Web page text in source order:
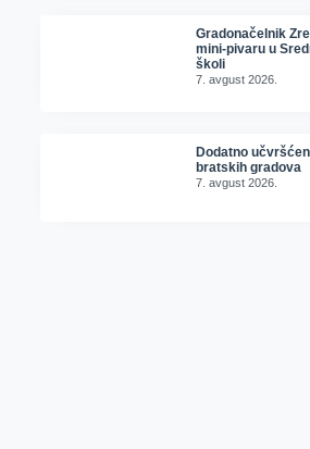
Gradonačelnik
mini-pivaru u
školi
7. avgust 2026.
Dodatno
bratskih gradova
7. avgust 2026.